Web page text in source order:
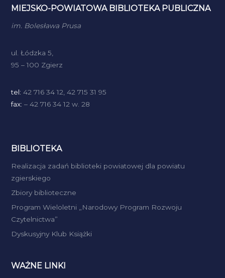
MIEJSKO-POWIATOWA BIBLIOTEKA PUBLICZNA
im. Bolesława Prusa
ul. Łódzka 5,
95 – 100 Zgierz
tel: 42 716 34 12, 42 715 31 95
fax: – 42 716 34 12 w. 28
BIBLIOTEKA
Realizacja zadań biblioteki powiatowej dla powiatu
zgierskiego
Zbiory biblioteczne
Program Wieloletni „Narodowy Program Rozwoju
Czytelnictwa”
Dyskusyjny Klub Książki
WAŻNE LINKI